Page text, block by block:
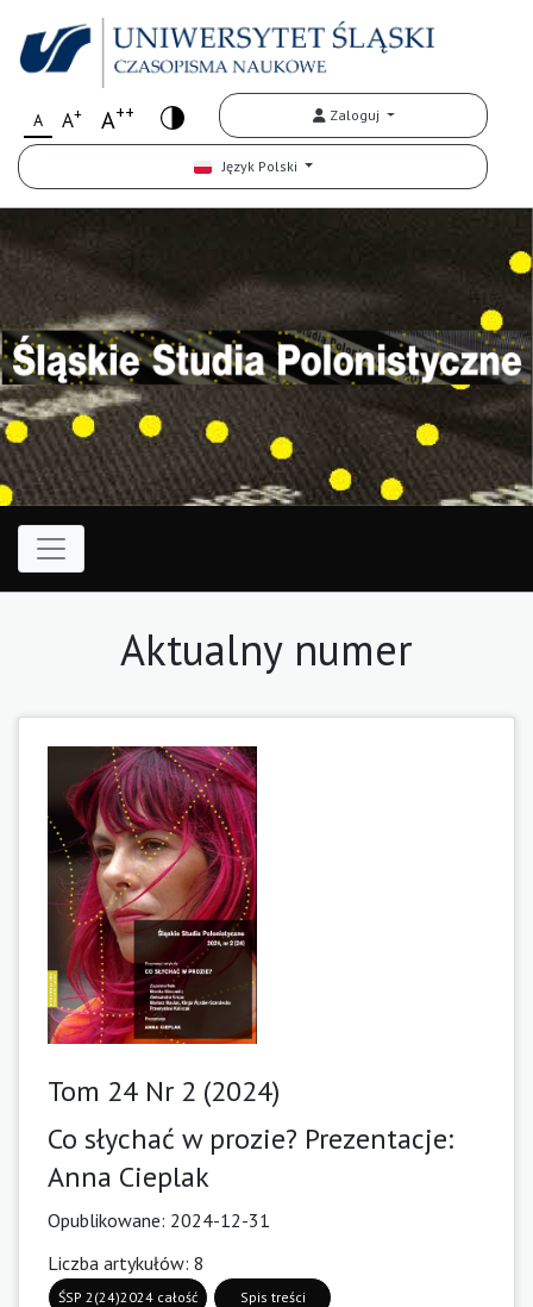
A A+ A++ Zaloguj
Język Polski
Aktualny numer
Tom 24 Nr 2 (2024)
Co słychać w prozie? Prezentacje:
Anna Cieplak
Opublikowane: 2024-12-31
Liczba artykułów: 8
ŚSP 2(24)2024 całość Spis treści